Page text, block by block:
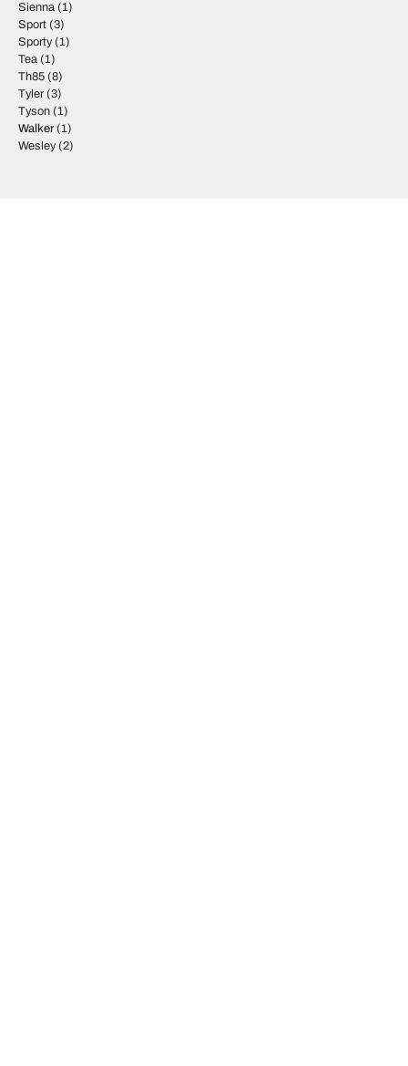
Sienna (1)
Sport (3)
Sporty(1)
Tea (1)
Th85 (8)
Tyler (3)
Tyson (1)
Walker(1)
Wesley(2)